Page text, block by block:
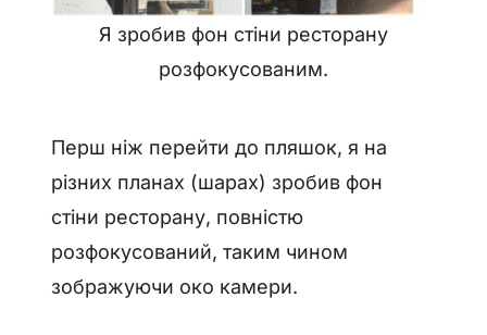
Я зробив фон стіни ресторану
розфокусованим.
Перш ніж перейти до пляшок, я на
різних планах (шарах) зробив фон
стіни ресторану, повністю
розфокусований, таким чином
зображуючи око камери.